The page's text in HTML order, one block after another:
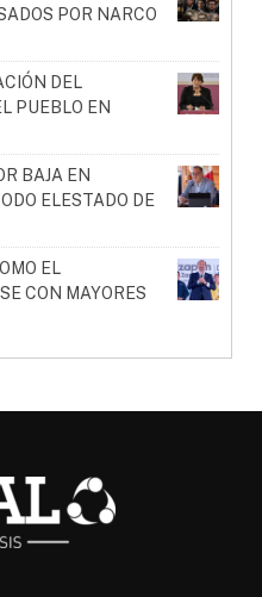
POR NARCO
DEL
PUEBLO EN
BAJA EN
ELESTADO DE
EL
CON MAYORES